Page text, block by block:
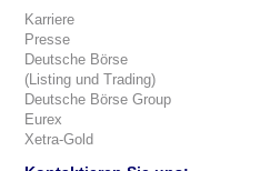
Karriere
Presse
Deutsche Börse
(Listing und Trading)
Deutsche Börse Group
Eurex
Xetra-Gold